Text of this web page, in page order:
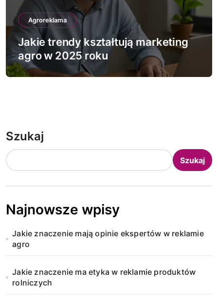
Agroreklama
Jakie trendy kształtują marketing
agro w 2025 roku
Szukaj
Szukaj
Najnowsze wpisy
Jakie znaczenie mają opinie ekspertów w reklamie
agro
Jakie znaczenie ma etyka w reklamie produktów
rolniczych